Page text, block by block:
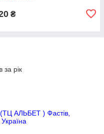
₴
за рік
АЛЬБЕТ ) Фастів,